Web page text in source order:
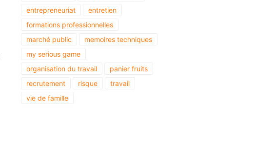
entrepreneuriat
entretien
formations professionnelles
marché public
memoires techniques
my serious game
organisation du travail
panier fruits
recrutement
risque
travail
vie de famille